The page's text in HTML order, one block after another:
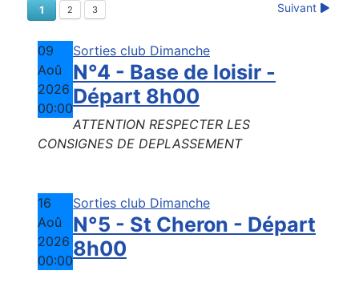
1 2 3 Suivant
09
Aoû
2026
00:00
Sorties club Dimanche
N°4 - Base de loisir -
Départ 8h00
ATTENTION RESPECTER LES
CONSIGNES DE DEPLASSEMENT
16
Aoû
2026
00:00
Sorties club Dimanche
N°5 - St Cheron - Départ
8h00